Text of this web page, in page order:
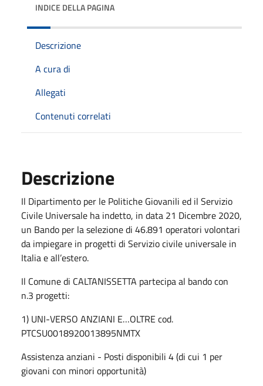
INDICE DELLA PAGINA
Descrizione
A cura di
Allegati
Contenuti correlati
Descrizione
Il Dipartimento per le Politiche Giovanili ed il Servizio
Civile Universale ha indetto, in data 21 Dicembre 2020,
un Bando per la selezione di 46.891 operatori volontari
da impiegare in progetti di Servizio civile universale in
Italia e all’estero.
Il Comune di CALTANISSETTA partecipa al bando con
n.3 progetti:
1) UNI-VERSO ANZIANI E…OLTRE cod.
PTCSU0018920013895NMTX
Assistenza anziani - Posti disponibili 4 (di cui 1 per
giovani con minori opportunità)